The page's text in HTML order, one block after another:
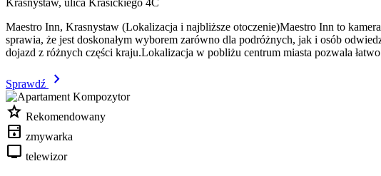
Krasnystaw, ulica Krasickiego 4C
Maestro Inn, Krasnystaw (Lokalizacja i najbliższe otoczenie)Maestro Inn to
sprawia, że jest doskonałym wyborem zarówno dla podróżnych, jak i osób
dojazd z różnych części kraju.Lokalizacja w pobliżu centrum miasta pozwala łatwo
Sprawdź
chevron_right
star Rekomendowany
dishwasher zmywarka
tv telewizor